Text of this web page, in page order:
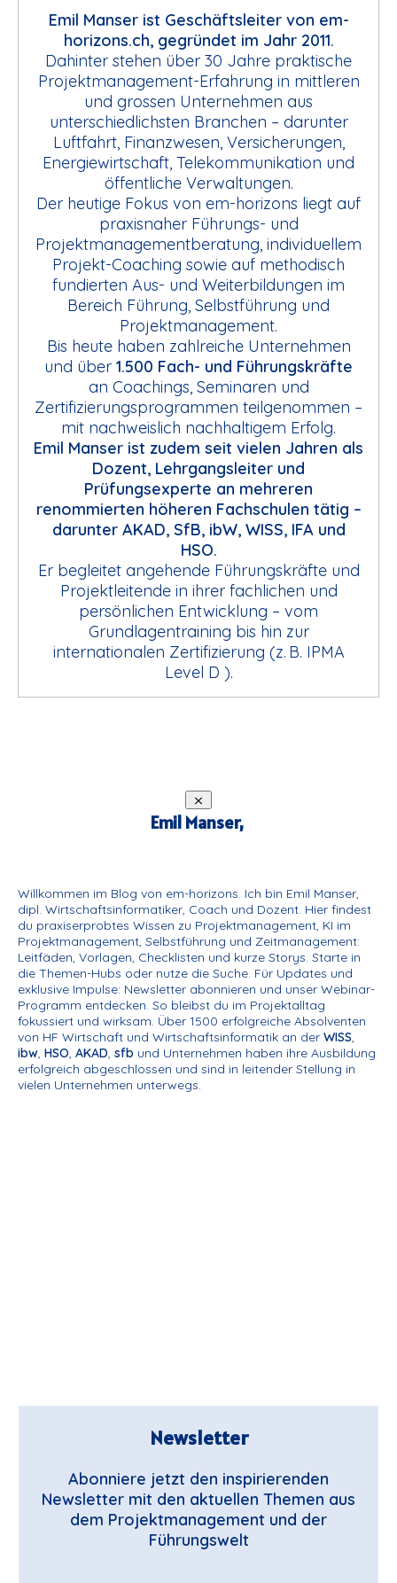
Emil Manser ist Geschäftsleiter von em-
horizons.ch, gegründet im Jahr 2011.
Dahinter stehen über 30 Jahre praktische
Projektmanagement-Erfahrung in mittleren
und grossen Unternehmen aus
unterschiedlichsten Branchen – darunter
Luftfahrt, Finanzwesen, Versicherungen,
Energiewirtschaft, Telekommunikation und
öffentliche Verwaltungen.
Der heutige Fokus von em-horizons liegt auf
praxisnaher Führungs- und
Projektmanagementberatung, individuellem
Projekt-Coaching sowie auf methodisch
fundierten Aus- und Weiterbildungen im
Bereich Führung, Selbstführung und
Projektmanagement.
Bis heute haben zahlreiche Unternehmen
und über 1.500 Fach- und Führungskräfte
an Coachings, Seminaren und
Zertifizierungsprogrammen teilgenommen –
mit nachweislich nachhaltigem Erfolg.
Emil Manser ist zudem seit vielen Jahren als
Dozent, Lehrgangsleiter und
Prüfungsexperte an mehreren
renommierten höheren Fachschulen tätig –
darunter AKAD, SfB, ibW, WISS, IFA und
HSO.
Er begleitet angehende Führungskräfte und
Projektleitende in ihrer fachlichen und
persönlichen Entwicklung – vom
Grundlagentraining bis hin zur
internationalen Zertifizierung (z. B. IPMA
Level D ).
Emil Manser,
Willkommen im Blog von em-horizons. Ich bin Emil Manser,
dipl. Wirtschaftsinformatiker, Coach und Dozent. Hier findest
du praxiserprobtes Wissen zu Projektmanagement, KI im
Projektmanagement, Selbstführung und Zeitmanagement:
Leitfäden, Vorlagen, Checklisten und kurze Storys. Starte in
die Themen-Hubs oder nutze die Suche. Für Updates und
exklusive Impulse: Newsletter abonnieren und unser Webinar-
Programm entdecken. So bleibst du im Projektalltag
fokussiert und wirksam. Über 1500 erfolgreiche Absolventen
von HF Wirtschaft und Wirtschaftsinformatik an der WISS,
ibw, HSO, AKAD, sfb und Unternehmen haben ihre Ausbildung
erfolgreich abgeschlossen und sind in leitender Stellung in
vielen Unternehmen unterwegs.
Newsletter
Abonniere jetzt den inspirierenden
Newsletter mit den aktuellen Themen aus
dem Projektmanagement und der
Führungswelt